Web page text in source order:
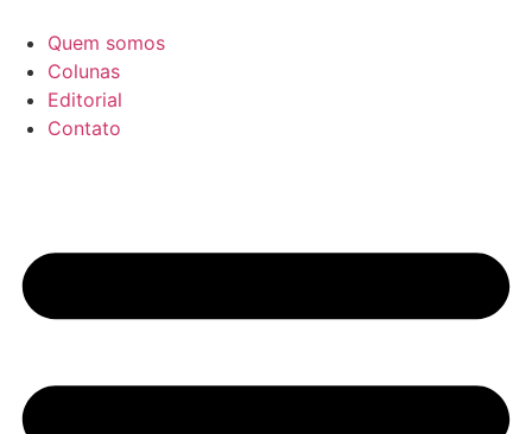
para
conteúdo
Quem somos
Colunas
Editorial
Contato